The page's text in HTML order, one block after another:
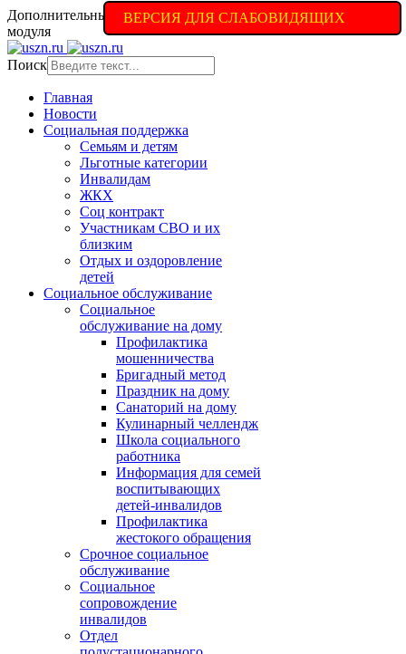
Дополнительные настройки доступны в полной версии
модуля
ВЕРСИЯ ДЛЯ СЛАБОВИДЯЩИХ
Поиск
Главная
Новости
Социальная поддержка
Семьям и детям
Льготные категории
Инвалидам
ЖКХ
Соц контракт
Участникам СВО и их
близким
Отдых и оздоровление
детей
Социальное обслуживание
Социальное
обслуживание на дому
Профилактика
мошенничества
Бригадный метод
Праздник на дому
Санаторий на дому
Кулинарный челлендж
Школа социального
работника
Информация для семей
воспитывающих
детей-инвалидов
Профилактика
жестокого обращения
Срочное социальное
обслуживание
Социальное
сопровождение
инвалидов
Отдел